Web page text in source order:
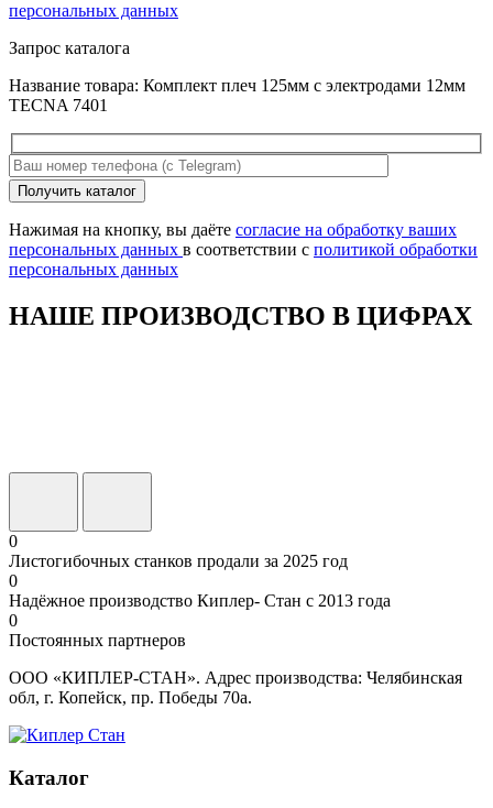
персональных данных
Запрос каталога
Название товара: Комплект плеч 125мм с электродами 12мм
TECNA 7401
Оставьте
это
поле
пустым.
Получить каталог
Нажимая на кнопку, вы даёте согласие на обработку ваших
персональных данных в соответствии с политикой обработки
персональных данных
НАШЕ ПРОИЗВОДСТВО В ЦИФРАХ
0
Листогибочных станков продали за 2025 год
0
Надёжное производство Киплер- Стан с 2013 года
0
Постоянных партнеров
ООО «КИПЛЕР-СТАН». Адрес производства: Челябинская
обл, г. Копейск, пр. Победы 70а.
Каталог